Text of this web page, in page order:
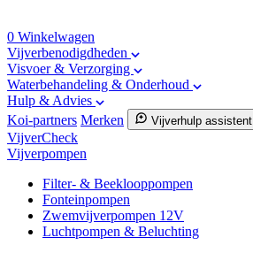
0 Winkelwagen
Vijverbenodigdheden
Visvoer & Verzorging
Waterbehandeling & Onderhoud
Hulp & Advies
Koi-partners Merken Vijverhulp assistent
VijverCheck
Vijverpompen
Filter- & Beeklooppompen
Fonteinpompen
Zwemvijverpompen 12V
Luchtpompen & Beluchting